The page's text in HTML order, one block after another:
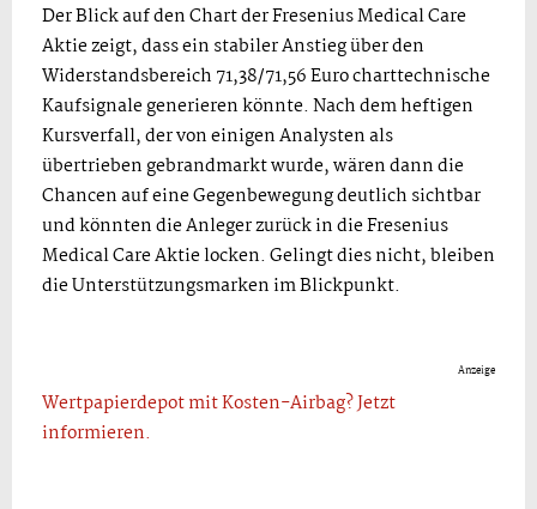
Der Blick auf den Chart der Fresenius Medical Care
Aktie zeigt, dass ein stabiler Anstieg über den
Widerstandsbereich 71,38/71,56 Euro charttechnische
Kaufsignale generieren könnte. Nach dem heftigen
Kursverfall, der von einigen Analysten als
übertrieben gebrandmarkt wurde, wären dann die
Chancen auf eine Gegenbewegung deutlich sichtbar
und könnten die Anleger zurück in die Fresenius
Medical Care Aktie locken. Gelingt dies nicht, bleiben
die Unterstützungsmarken im Blickpunkt.
Anzeige
Wertpapierdepot mit Kosten-Airbag? Jetzt
informieren.